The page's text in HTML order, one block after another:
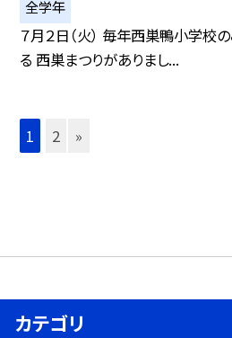
全学年
７月２日（火） 毎年西巣鴨小学校
る 西巣まつりがありまし...
1 2 »
カテゴリ